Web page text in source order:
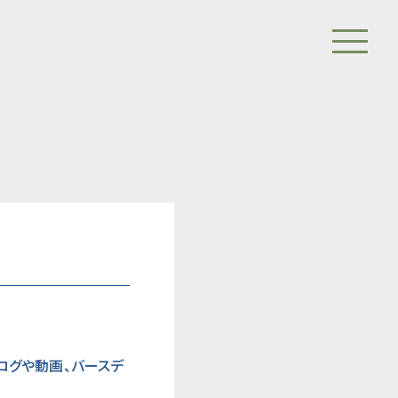
グや動画、バースデ